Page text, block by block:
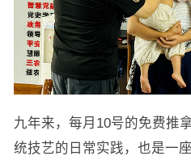
九年来，每月10号的免费推
统技艺的日常实践，也是一